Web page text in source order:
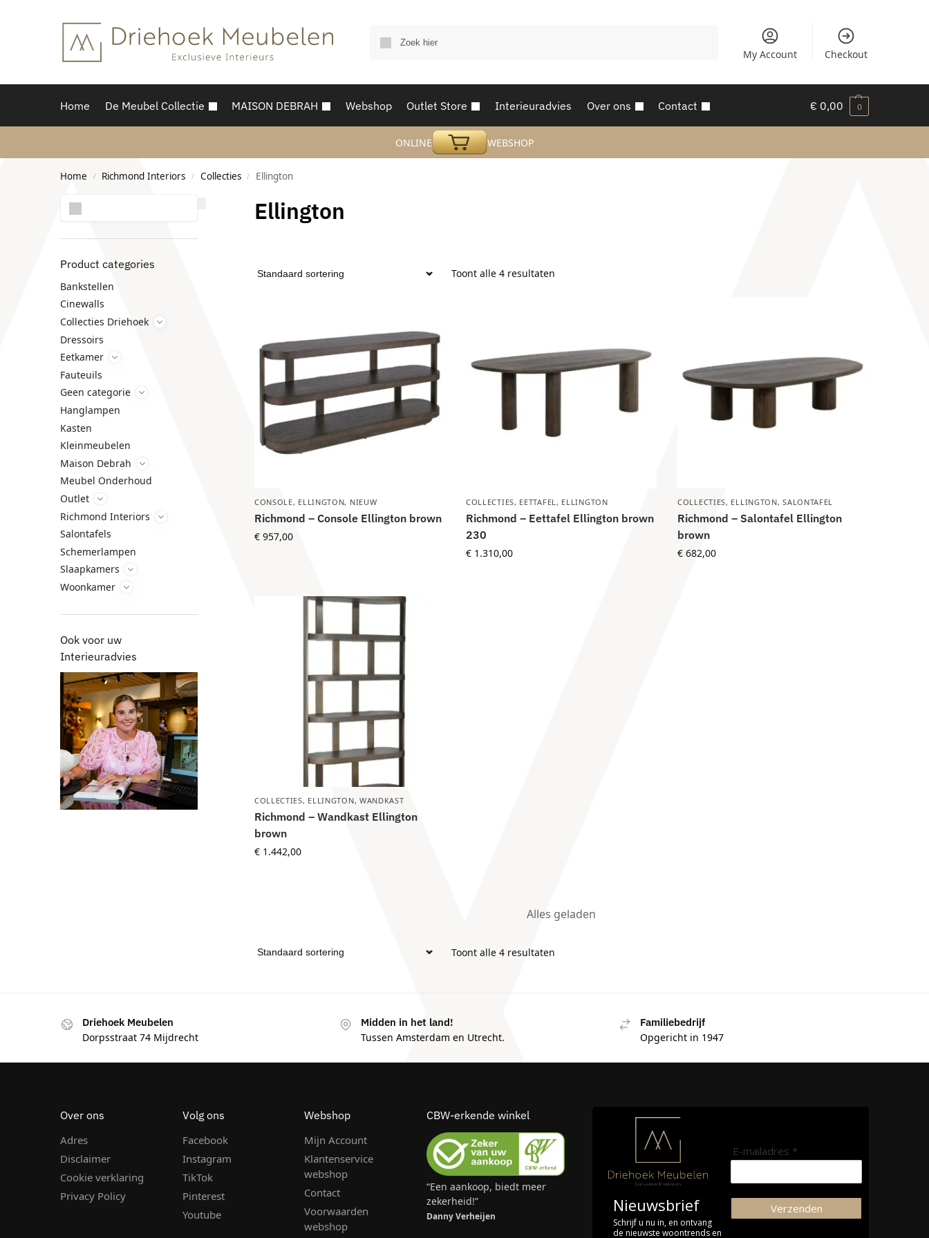
My Account Checkout
Home De Meubel Collectie MAISON DEBRAH Webshop Outlet Store Interieuradvies Over ons Contact € 0,00 0
ONLINE WEBSHOP
Home / Richmond Interiors / Collecties / Ellington
Ellington
Toont alle 4 resultaten
CONSOLE, ELLINGTON, NIEUW
Richmond – Console Ellington brown
€957,00
COLLECTIES, EETTAFEL , ELLINGTON
Richmond – Eettafel Ellington brown
230
€1.310,00
COLLECTIES, ELLINGTON,SALONTAFEL
Richmond – Salontafel Ellington
brown
€ 682,00
COLLECTIES, ELLINGTON, WANDKAST
Richmond – Wandkast Ellington
brown
€1.442,00
Alles geladen
Toont alle 4 resultaten
Product categories
Bankstellen
Cinewalls
Collecties Driehoek
Dressoirs
Eetkamer
Fauteuils
Geen categorie
Hanglampen
Kasten
Kleinmeubelen
Maison Debrah
Meubel Onderhoud
Outlet
Richmond Interiors
Salontafels
Schemerlampen
Slaapkamers
Woonkamer
Ook voor uw
Interieuradvies
Driehoek Meubelen
Dorpsstraat 74 Mijdrecht
Midden in het land!
Tussen Amsterdam en Utrecht.
Familiebedrijf
Opgericht in 1947
Over ons
Adres
Disclaimer
Cookie verklaring
Privacy Policy
Volg ons
Facebook
Instagram
TikTok
Pinterest
Youtube
Webshop
Mijn Account
Klantenservice
webshop
Contact
Voorwaarden
webshop
CBW-erkende winkel
“Een aankoop, biedt meer
zekerheid!”
Danny Verheijen
Nieuwsbrief
Schrijf u nu in, en ontvang
de nieuwste woontrends en
E-mailadres *
Verzenden